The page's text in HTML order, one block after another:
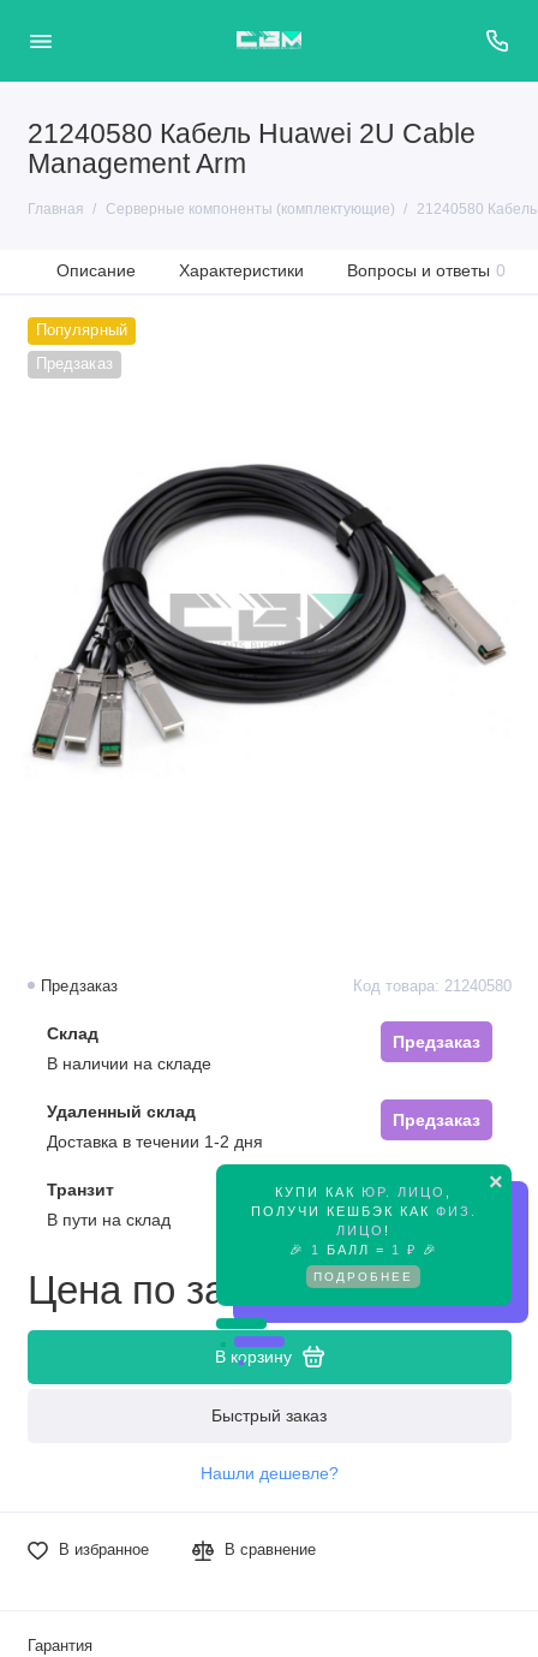
21240580 Кабель Huawei 2U Cable
Management Arm
Главная Серверные компоненты (комплектующие) 21240580
Описание Характеристики Вопросы и ответы 0
Популярный
Предзаказ
×
КУПИ КАК ЮР. ЛИЦО
ПОЛУЧИ КЕШБЭК КАК ФИЗ.
ЛИЦО !
🎉
1 БАЛЛ = 1 ₽ 🎉
ПОДРОБНЕЕ
Предзаказ Код товара: 21240580
Склад
Предзаказ
В наличии на складе
Удаленный склад
Предзаказ
Доставка в течении 1-2 дня
Транзит
Предзаказ
В пути на склад
Цена по запросу
В корзину
Быстрый заказ
Нашли дешевле?
В избранное В сравнение
Гарантия